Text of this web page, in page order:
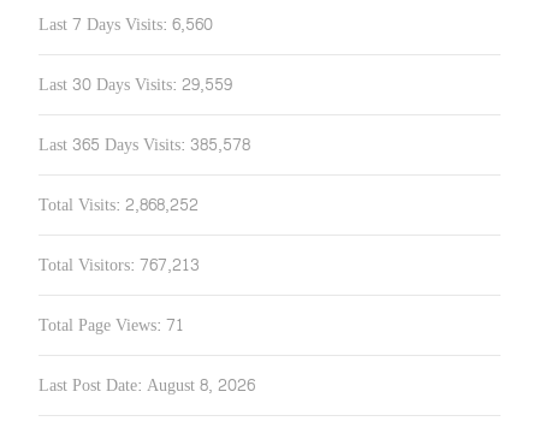
Last 7 Days Visits: 6,560
Last 30 Days Visits: 29,559
Last 365 Days Visits: 385,578
Total Visits: 2,868,252
Total Visitors: 767,213
Total Page Views: 71
Last Post Date: August 8, 2026